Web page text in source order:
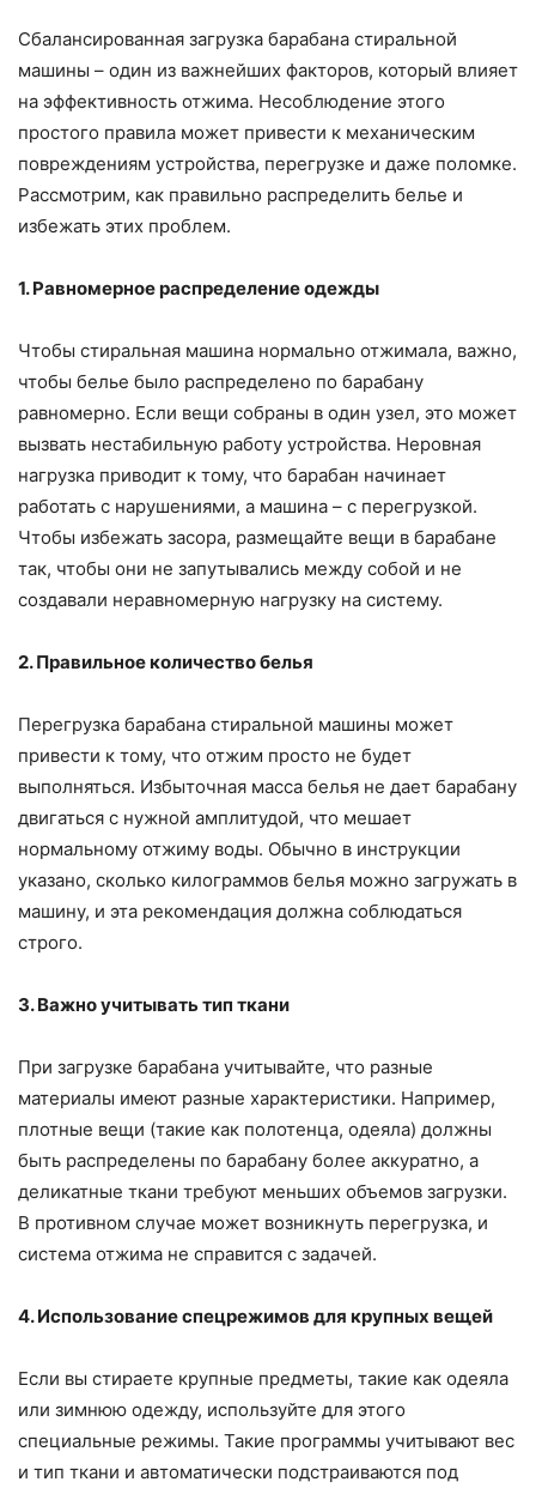
Сбалансированная загрузка барабана стиральной
машины – один из важнейших факторов, который влияет
на эффективность отжима. Несоблюдение этого
простого правила может привести к механическим
повреждениям устройства, перегрузке и даже поломке.
Рассмотрим, как правильно распределить белье и
избежать этих проблем.
1. Равномерное распределение одежды
Чтобы стиральная машина нормально отжимала, важно,
чтобы белье было распределено по барабану
равномерно. Если вещи собраны в один узел, это может
вызвать нестабильную работу устройства. Неровная
нагрузка приводит к тому, что барабан начинает
работать с нарушениями, а машина – с перегрузкой.
Чтобы избежать засора, размещайте вещи в барабане
так, чтобы они не запутывались между собой и не
создавали неравномерную нагрузку на систему.
2. Правильное количество белья
Перегрузка барабана стиральной машины может
привести к тому, что отжим просто не будет
выполняться. Избыточная масса белья не дает барабану
двигаться с нужной амплитудой, что мешает
нормальному отжиму воды. Обычно в инструкции
указано, сколько килограммов белья можно загружать в
машину, и эта рекомендация должна соблюдаться
строго.
3. Важно учитывать тип ткани
При загрузке барабана учитывайте, что разные
материалы имеют разные характеристики. Например,
плотные вещи (такие как полотенца, одеяла) должны
быть распределены по барабану более аккуратно, а
деликатные ткани требуют меньших объемов загрузки.
В противном случае может возникнуть перегрузка, и
система отжима не справится с задачей.
4. Использование спецрежимов для крупных вещей
Если вы стираете крупные предметы, такие как одеяла
или зимнюю одежду, используйте для этого
специальные режимы. Такие программы учитывают вес
и тип ткани и автоматически подстраиваются под